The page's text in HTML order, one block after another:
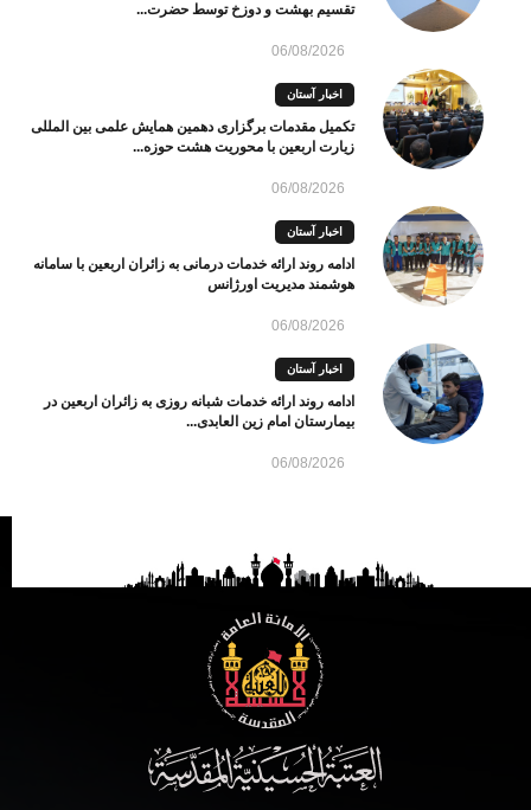
تقسیم بهشت و دوزخ توسط حضرت...
06/08/2026
اخبار آستان
تکمیل مقدمات برگزاری دهمین همایش علمی بین المللی
زیارت اربعین با محوریت هشت حوزه...
06/08/2026
اخبار آستان
ادامه روند ارائه خدمات درمانی به زائران اربعین با سامانه
هوشمند مدیریت اورژانس
06/08/2026
اخبار آستان
ادامه روند ارائه خدمات شبانه روزی به زائران اربعین در
بیمارستان امام زین العابدی...
06/08/2026